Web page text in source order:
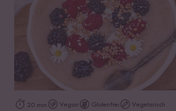
zum Rezept
20 min Vegan Glutenfrei Vegetarisch